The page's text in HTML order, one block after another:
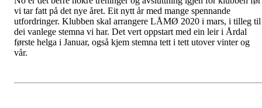
vi tar fatt på det nye året. Eit nytt år med mange spennande
utfordringer. Klubben skal arrangere LÅMØ 2020 i mars, i tilleg til
dei vanlege stemna vi har. Det vert oppstart med ein leir i Årdal
første helga i Januar, også kjem stemna tett i tett utover vinter og
vår.